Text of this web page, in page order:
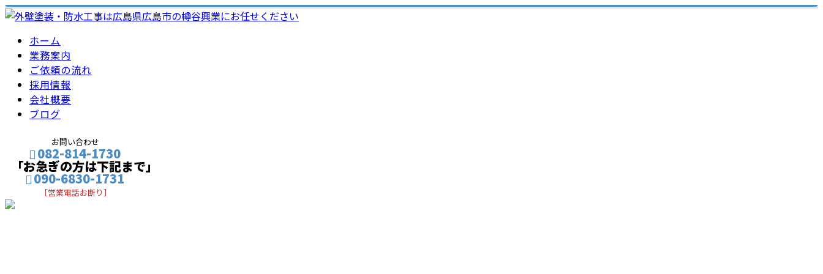
ホーム
業務案内
ご依頼の流れ
採用情報
会社概要
ブログ
お問い合わせ
082-814-1730
「お急ぎの方は下記まで」
090-6830-1731
［営業電話お断り］